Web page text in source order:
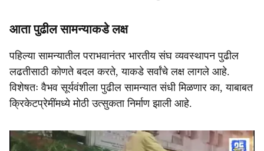
आता पुढील सामन्याकडे लक्ष
पहिल्या सामन्यातील पराभवानंतर भारतीय संघ व्यवस्थापन पुढील
लढतीसाठी कोणते बदल करते, याकडे सर्वांचे लक्ष लागले आहे.
विशेषतः वैभव सूर्यवंशीला पुढील सामन्यात संधी मिळणार का, याबाबत
क्रिकेटप्रेमींमध्ये मोठी उत्सुकता निर्माण झाली आहे.